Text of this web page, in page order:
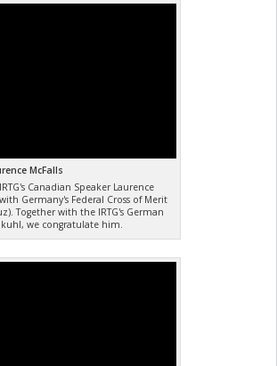
McFalls
Canadian Speaker Laurence
Germany's Federal Cross of Merit
Together with the IRTG's German
we congratulate him.